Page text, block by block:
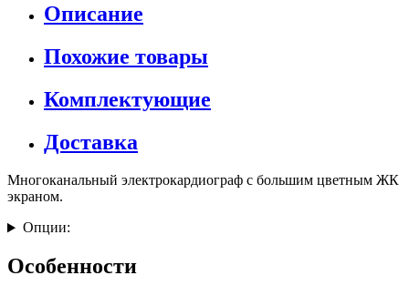
Описание
Похожие товары
Комплектующие
Доставка
Многоканальный электрокардиограф с большим цветным ЖК
экраном.
Опции:
Особенности